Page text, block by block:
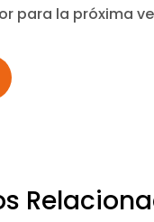
para la próxima